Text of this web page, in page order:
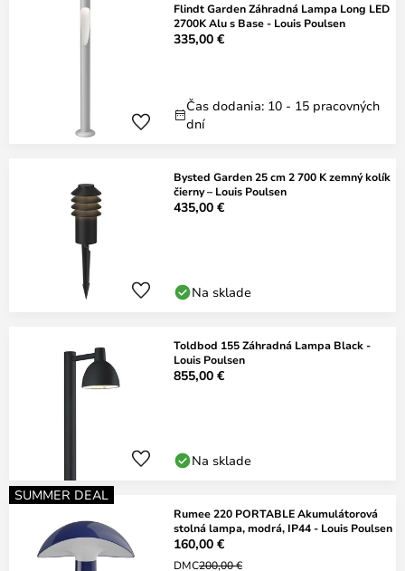
Flindt Garden Záhradná Lampa Long LED
2700K Alu s Base - Louis Poulsen
335,00 €
Čas dodania: 10 - 15 pracovných
dní
Bysted Garden 25 cm 2 700 K zemný kolík
čierny – Louis Poulsen
435,00 €
Na sklade
Toldbod 155 Záhradná Lampa Black -
Louis Poulsen
855,00 €
Na sklade
SUMMER DEAL
Rumee 220 PORTABLE Akumulátorová
stolná lampa, modrá, IP44 - Louis Poulsen
160,00 €
DMC200,00 €